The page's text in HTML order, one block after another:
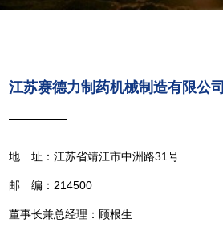
江苏赛德力制药机械制造有限公司
地 址：江苏省靖江市中洲路31号
邮 编：214500
董事长兼总经理：顾根生